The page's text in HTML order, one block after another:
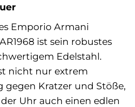
Emporio Armani
ist sein robustes
Edelstahl.
nicht nur extrem
gegen Kratzer und Stöße,
Uhr auch einen edlen